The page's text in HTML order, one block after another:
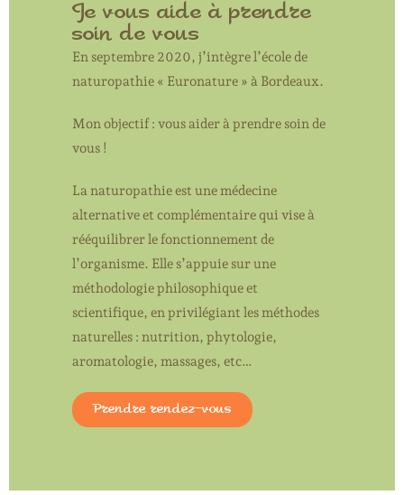
Je vous aide à prendre
soin de vous
En septembre 2020, j’intègre l’école de
naturopathie « Euronature » à Bordeaux.
Mon objectif : vous aider à prendre soin de
vous !
La naturopathie est une médecine
alternative et complémentaire qui vise à
rééquilibrer le fonctionnement de
l’organisme. Elle s’appuie sur une
méthodologie philosophique et
scientifique, en privilégiant les méthodes
naturelles : nutrition, phytologie,
aromatologie, massages, etc…
Prendre rendez-vous